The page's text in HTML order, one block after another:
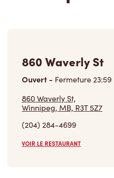
Ouvert-Fermeture 23:59
860 Waverly St,
Winnipeg, MB, R3T 5Z7
(204) 284-4699
VOIR LE RESTAURANT